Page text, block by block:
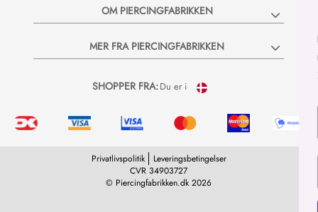
OM PIERCINGFABRIKKEN
MER FRA PIERCINGFABRIKKEN
SHOPPER FRA:Du er i
© Piercingfabrikken.dk 2026
CVR 34903727
Privatlivspolitik Leveringsbetingelser
Vil du have 20%
Bliv en del af
nyheder og vilde tilbud på e-
20% rabatkode til dit næste